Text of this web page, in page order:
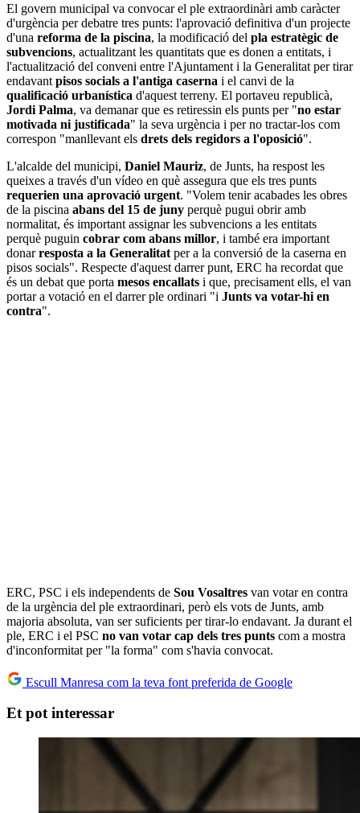
El govern municipal va convocar el ple extraordinàri amb caràcter
d'urgència per debatre tres punts: l'aprovació definitiva d'un projecte
d'una reforma de la piscina, la modificació del pla estratègic de
subvencions, actualitzant les quantitats que es donen a entitats, i
l'actualització del conveni entre l'Ajuntament i la Generalitat per tirar
endavant pisos socials a l'antiga caserna i el canvi de la
qualificació urbanística d'aquest terreny. El portaveu republicà,
Jordi Palma, va demanar que es retiressin els punts per "no estar
motivada ni justificada" la seva urgència i per no tractar-los com
correspon "manllevant els drets dels regidors a l'oposició".
L'alcalde del municipi, Daniel Mauriz, de Junts, ha respost les
queixes a través d'un vídeo en què assegura que els tres punts
requerien una aprovació urgent. "Volem tenir acabades les obres
de la piscina abans del 15 de juny perquè pugui obrir amb
normalitat, és important assignar les subvencions a les entitats
perquè puguin cobrar com abans millor, i també era important
donarresposta a la Generalitat per a la conversió de la caserna en
pisos socials". Respecte d'aquest darrer punt, ERC ha recordat que
és un debat que porta mesos encallats i que, precisament ells, el van
portar a votació en el darrer ple ordinari "i Junts va votar-hi en
contra".
ERC, PSC i els independents de Sou Vosaltres van votar en contra
de la urgència del ple extraordinari, però els vots de Junts, amb
majoria absoluta, van ser suficients per tirar-lo endavant. Ja durant el
ple, ERC i el PSC no van votar cap dels tres punts com a mostra
d'inconformitat per "la forma" com s'havia convocat.
Escull Manresa com la teva font preferida de Google
Et pot interessar